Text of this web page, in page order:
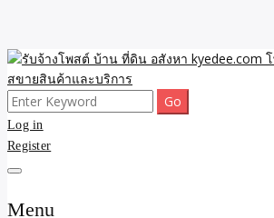
Skip
to
content
รับจ้างโพสต์ บ้าน
อสังหา
ขายดี ขายฟรี รับโ
ขายดี โพสประกาศขายสินค้าฟรี บ้าน ที่ดิน อสังห
ของ รับรองผล ดีที่สุดถูกที่สุด ติดหน้าแรกกูเกืล
Search
for:
Log in
Register
Menu